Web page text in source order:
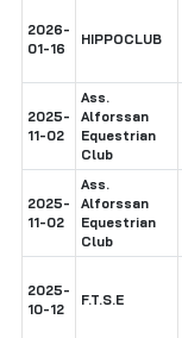
2026-
01-16
HIPPOCLUB
2025-
11-02
Ass.
Alforssan
Equestrian
Club
2025-
11-02
Ass.
Alforssan
Equestrian
Club
2025-
10-12
F.T.S.E